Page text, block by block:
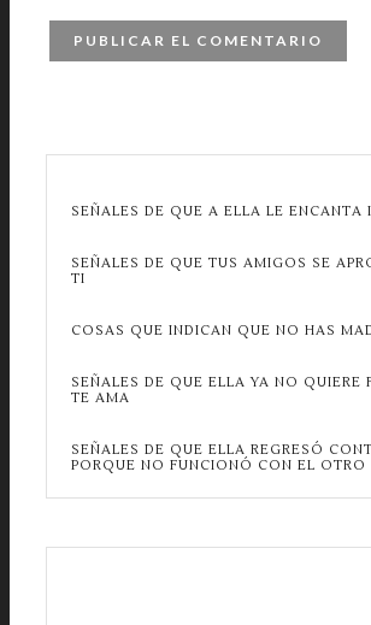
SEÑALES DE QUE A ELLA LE ENCANTA
SEÑALES DE QUE TUS AMIGOS SE
TI
COSAS QUE INDICAN QUE NO HAS
SEÑALES DE QUE ELLA YA NO QUIERE
TE AMA
SEÑALES DE QUE ELLA REGRESÓ
PORQUE NO FUNCIONÓ CON EL OTRO